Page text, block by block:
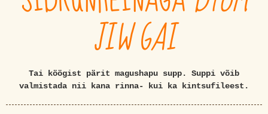
JIW GAI
Tai köögist pärit magushapu supp. Suppi võib
valmistada nii kana rinna- kui ka kintsufileest.